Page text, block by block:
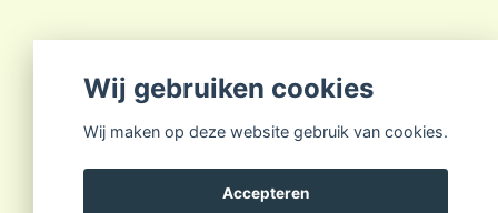
Wij gebruiken cookies
Wij maken op deze website gebruik van cookies.
Accepteren